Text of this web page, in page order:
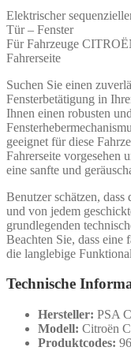
Elektrischer
Tür – Fenster
Für Fahrzeuge
Fahrerseite
Suchen Sie einen
Fensterbetätigung in
Ihnen einen robusten
geeignet für diese
Fahrerseite vorgesehen
eine sanfte und
Benutzer schätzen,
und von jedem
grundlegenden
Beachten Sie, dass eine
die langlebige
Technische
Hersteller: PSA
Modell: Citroën
Produktcodes: